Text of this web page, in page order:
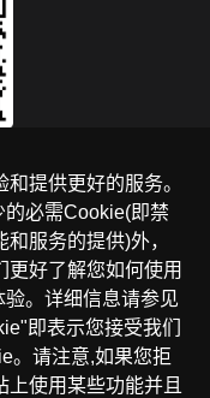
提供更好的服务。
必需Cookie(即禁
服务的提供)外，
好了解您如何使用
。详细信息请参见
即表示您接受我们
。请注意,如果您拒
使用某些功能并且
线
融